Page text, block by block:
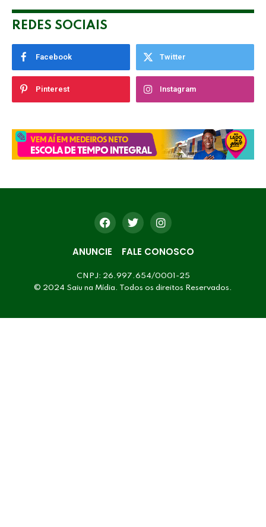
REDES SOCIAIS
Facebook Twitter
Pinterest Instagram
ANUNCIE FALE CONOSCO
CNPJ: 26.997.654/0001-25
© 2024 Saiu na Mídia. Todos os direitos Reservados.